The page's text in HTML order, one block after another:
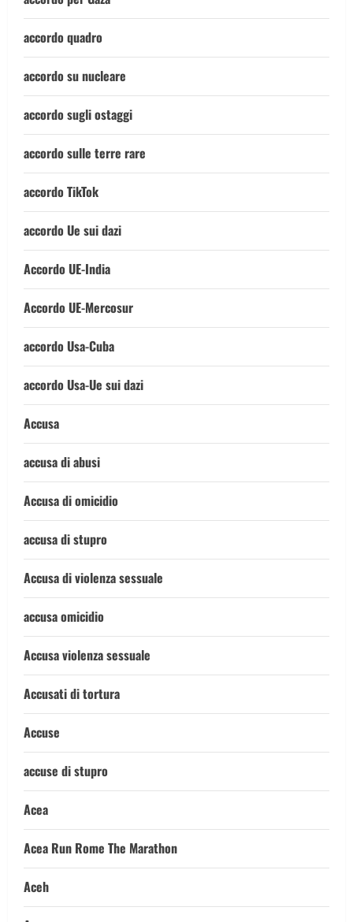
accordo quadro
accordo su nucleare
accordo sugli ostaggi
accordo sulle terre rare
accordo TikTok
accordo Ue sui dazi
Accordo UE-India
Accordo UE-Mercosur
accordo Usa-Cuba
accordo Usa-Ue sui dazi
Accusa
accusa di abusi
Accusa di omicidio
accusa di stupro
Accusa di violenza sessuale
accusa omicidio
Accusa violenza sessuale
Accusati di tortura
Accuse
accuse di stupro
Acea
Acea Run Rome The Marathon
Aceh